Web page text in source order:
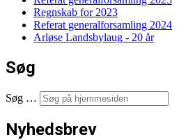
Regnskab for 2023
Referat generalforsamling 2024
Arløse Landsbylaug - 20 år
Søg
Søg …
Nyhedsbrev